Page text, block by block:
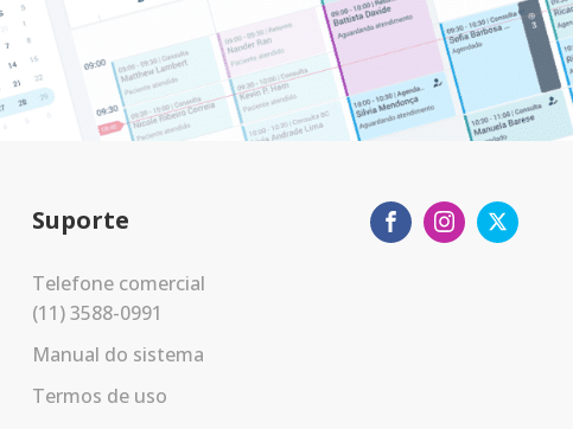
Suporte
Telefone comercial
(11) 3588-0991
Manual do sistema
Termos de uso